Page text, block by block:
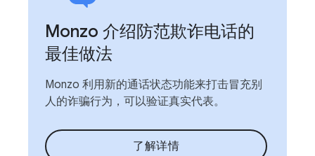
Monzo 介绍防范欺诈电话的
最佳做法
Monzo 利用新的通话状态功能来打击冒充别
人的诈骗行为，可以验证真实代表。
了解详情